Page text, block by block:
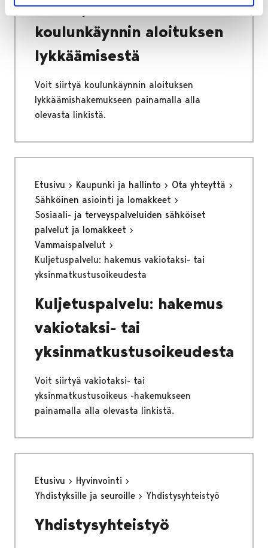
Huoltajan hakemus
koulunkäynnin aloituksen
lykkäämisestä
Voit siirtyä koulunkäynnin aloituksen
lykkäämishakemukseen painamalla alla
olevasta linkistä.
Etusivu Kaupunki ja hallinto
Ota yhteyttä
Sähköinen asiointi ja lomakkeet
Sosiaali- ja terveyspalveluiden sähköiset
palvelut ja lomakkeet
Vammaispalvelut
Kuljetuspalvelu: hakemus vakiotaksi- tai
yksinmatkustusoikeudesta
Kuljetuspalvelu: hakemus
vakiotaksi- tai
yksinmatkustusoikeudesta
Voit siirtyä vakiotaksi- tai
yksinmatkustusoikeus -hakemukseen
painamalla alla olevasta linkistä.
Etusivu
Hyvinvointi
Yhdistyksille ja seuroille
Yhdistysyhteistyö
Yhdistysyhteistyö